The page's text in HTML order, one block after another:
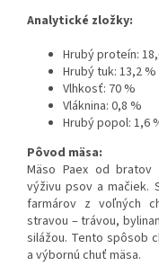
Analytické zložky:
Hrubý proteín:
Hrubý tuk: 13,2 %
Vlhkosť: 70 %
Vláknina: 0,8 %
Hrubý popol: 1,6
Pôvod mäsa:
Mäso Paex od bratov
výživu psov a mačiek.
farmárov z voľných
stravou – trávou,
silážou. Tento spôsob
a výbornú chuť mäsa.